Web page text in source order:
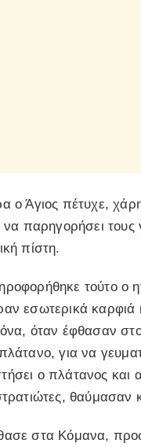
ο Άγιος πέτυχε,
να παρηγορήσει τους
πίστη.
τούτο ο
εσωτερικά
όταν έφθασαν
για να
ο πλάτανος και
θαύμασαν
στα Κόμανα,